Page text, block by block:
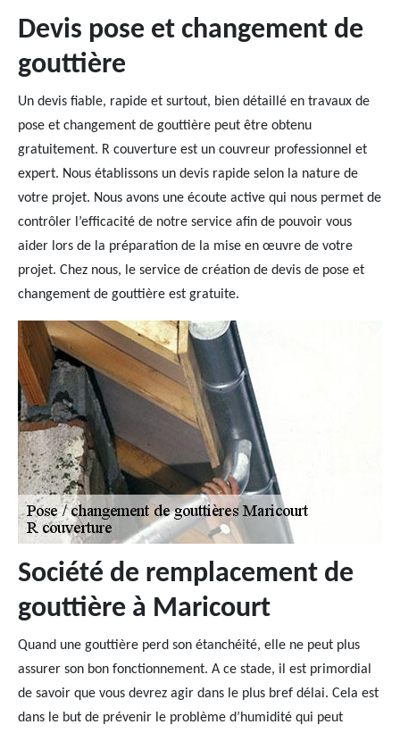
Devis pose et changement de
gouttière
Un devis fiable, rapide et surtout, bien détaillé en travaux de
pose et changement de gouttière peut être obtenu
gratuitement. R couverture est un couvreur professionnel et
expert. Nous établissons un devis rapide selon la nature de
votre projet. Nous avons une écoute active qui nous permet de
contrôler l’efficacité de notre service afin de pouvoir vous
aider lors de la préparation de la mise en œuvre de votre
projet. Chez nous, le service de création de devis de pose et
changement de gouttière est gratuite.
Société de remplacement de
gouttière à Maricourt
Quand une gouttière perd son étanchéité, elle ne peut plus
assurer son bon fonctionnement. A ce stade, il est primordial
de savoir que vous devrez agir dans le plus bref délai. Cela est
dans le but de prévenir le problème d’humidité qui peut